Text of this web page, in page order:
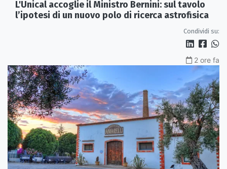
L'Unical accoglie il Ministro Bernini: sul tavolo
l’ipotesi di un nuovo polo di ricerca astrofisica
Condividi su:
2 ore fa